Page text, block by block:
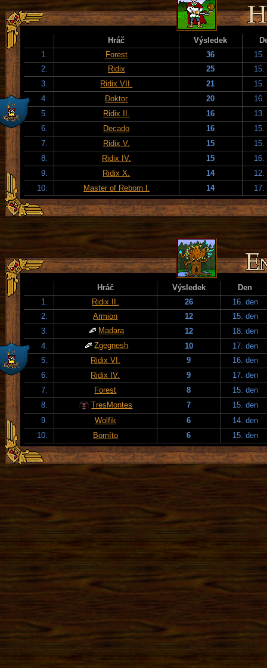
Hráč Výsledek
1.
Forest 36
15.
2.
Ridix 25
15.
3.
Ridix VII. 21
15.
4.
Đoktor 20
16.
5.
Ridix II. 16
13.
6.
Decado 16
15.
7.
Ridix V. 15
15.
8.
Ridix IV. 15
16.
9.
Ridix X. 14
12.
10.
Master of Reborn l. 14 17.
Hráč Výsledek
Den
1.
Ridix II. 26
16. den
2.
Armion 12
15. den
3.
Madara 12
18. den
4.
Zgegnesh 10
17. den
5.
Ridix VI. 9
16. den
6.
Ridix IV. 9
17. den
7.
Forest 8
15. den
8.
TresMontes 7
15. den
9.
Wolfik 6
14. den
10.
Bomíto 6 15. den